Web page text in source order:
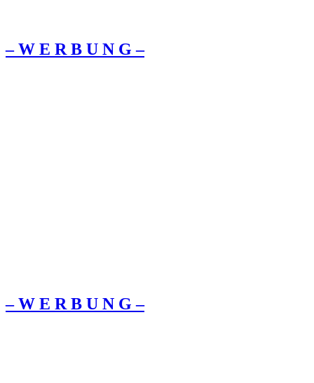
– W Ε R Β U Ν G –
– W Ε R Β U Ν G –